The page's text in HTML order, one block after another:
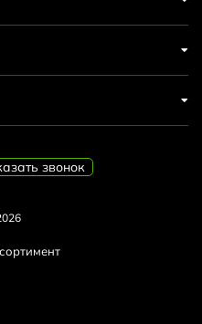
звонок